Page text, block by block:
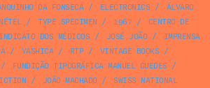
DA FONSECA/ ELECTRONICS /
ÁLVARO
NÉTEL/ TYPE SPECIMEN / 1967/
CENTRO DE
DOS MÉDICOS / JOSÉ JOÃO/
IMPRENSA
/ YASHICA/ RTP/ VINTAGE BOOKS /
FUNDIÇÃO TIPOGRÁFICA MANUEL GUEDES /
/ JOÃO MACHADO/
SWISS NATIONAL